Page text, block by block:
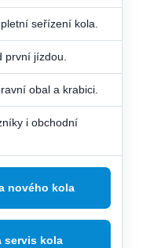
seřízení kola.
první jízdou.
obal a krabici.
i obchodní
nového kola
servis kola